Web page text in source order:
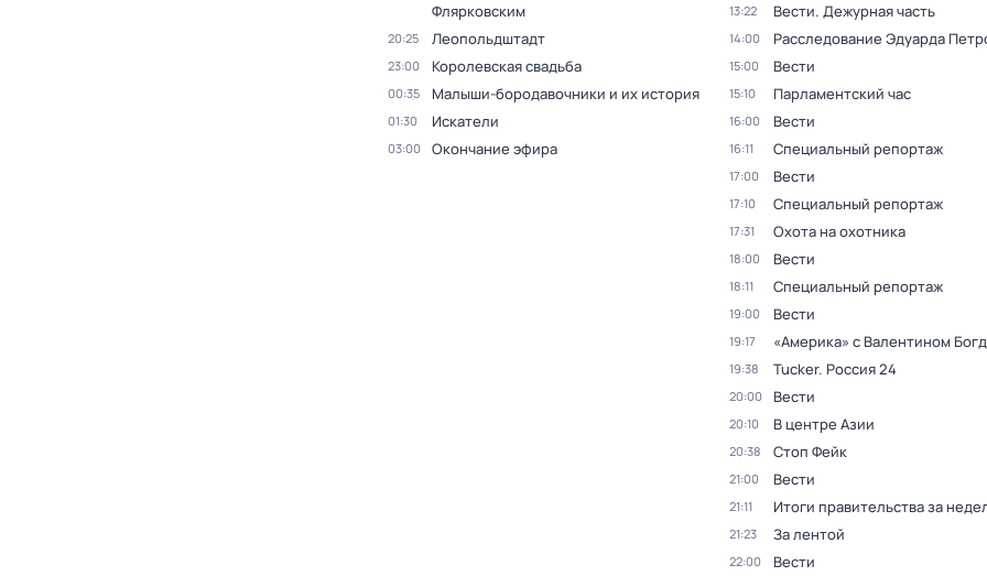
Флярковским
20:25 Леопольдштадт
23:00 Королевская свадьба
00:35 Малыши-бородавочники и их история
01:30 Искатели
03:00 Окончание эфира
13:22 Вести. Дежурная часть
14:00 Расследование Эдуарда
15:00 Вести
15:10 Парламентский час
16:00 Вести
16:11 Специальный репортаж
17:00 Вести
17:10 Специальный репортаж
17:31 Охота на охотника
18:00 Вести
18:11 Специальный репортаж
19:00 Вести
19:17 «Америка» с Валентином
19:38 Tucker. Россия 24
20:00 Вести
20:10 В центре Азии
20:38 Стоп Фейк
21:00 Вести
21:11 Итоги правительства за
21:23 За лентой
22:00 Вести